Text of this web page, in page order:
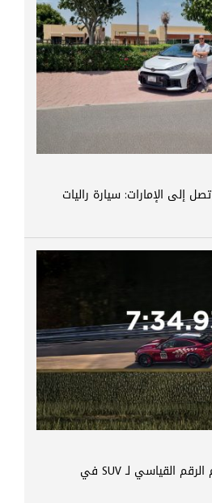
تويوتا GR Yaris 2026 تصل إلى الإمارات: سيارة راليات
Xiaomi YU7 GT تحطّم الرقم القياسي لـ SUV في